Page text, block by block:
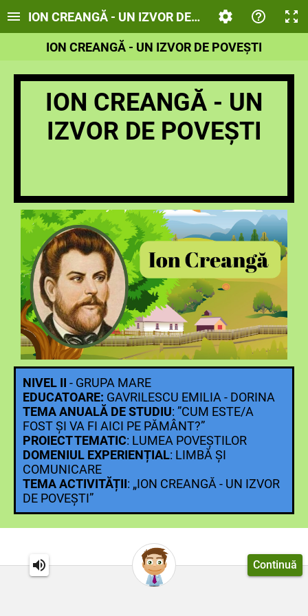
Continuă
ION CREANGĂ - UN IZVOR DE POVEȘTI
ION CREANGĂ - UN IZVOR DE POVEȘTI
ION CREANGĂ - UN
IZVOR DE POVEȘTI
NIVEL II - GRUPA MARE
EDUCATOARE: GAVRILESCU EMILIA - DORINA
TEMA ANUALĂ DE STUDIU: ”CUM ESTE/A
FOST ȘI VA FI AICI PE PĂMÂNT?”
PROIECT TEMATIC: LUMEA POVEȘTILOR
DOMENIUL EXPERIENȚIAL: LIMBĂ ȘI
COMUNICARE
TEMA ACTIVITĂȚII: „ION CREANGĂ - UN IZVOR
DE POVEȘTI”